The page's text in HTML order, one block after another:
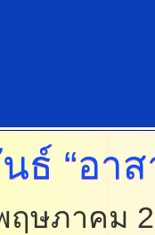
ธ์ “อา
ฤษภาคม